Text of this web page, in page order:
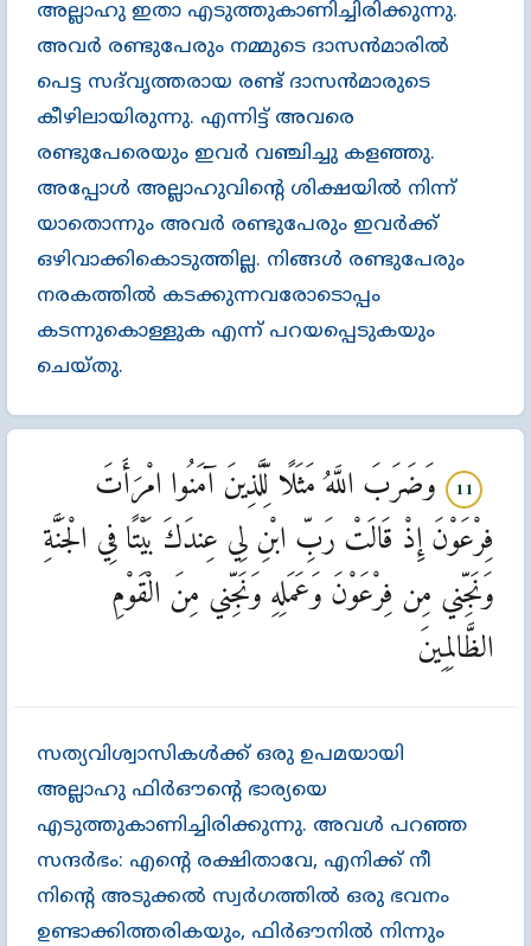
അല്ലാഹു ഇതാ എടുത്തുകാണിച്ചിരിക്കുന്നു.
അവര്‍ രണ്ടുപേരും നമ്മുടെ ദാസന്‍മാരില്‍
പെട്ട സദ്‌വൃത്തരായ രണ്ട്‌ ദാസന്‍മാരുടെ
കീഴിലായിരുന്നു. എന്നിട്ട്‌ അവരെ
രണ്ടുപേരെയും ഇവര്‍ വഞ്ചിച്ചു കളഞ്ഞു.
അപ്പോള്‍ അല്ലാഹുവിന്‍റെ ശിക്ഷയില്‍ നിന്ന്‌
യാതൊന്നും അവര്‍ രണ്ടുപേരും ഇവര്‍ക്ക്‌
ഒഴിവാക്കികൊടുത്തില്ല. നിങ്ങള്‍ രണ്ടുപേരും
നരകത്തില്‍ കടക്കുന്നവരോടൊപ്പം
കടന്നുകൊള്ളുക എന്ന്‌ പറയപ്പെടുകയും
ചെയ്തു.
സത്യവിശ്വാസികള്‍ക്ക്‌ ഒരു ഉപമയായി
അല്ലാഹു ഫിര്‍ഔന്‍റെ ഭാര്യയെ
എടുത്തുകാണിച്ചിരിക്കുന്നു. അവള്‍ പറഞ്ഞ
സന്ദർഭം: എന്റെ രക്ഷിതാവേ, എനിക്ക് നീ
നിന്റെ അടുക്കൽ സ്വർഗത്തിൽ ഒരു ഭവനം
ഉണ്ടാക്കിത്തരികയും, ഫിർഔനിൽ നിന്നും
11
وَضَرَبَ اللَّهُ مَثَلًا لِّلَّذِينَ آمَنُوا امْرَأَتَ
فِرْعَوْنَ إِذْ قَالَتْ رَبِّ ابْنِ لِي عِندَكَ بَيْتًا فِي الْجَنَّةِ
وَنَجِّني مِن فِرْعَوْنَ وَعَمَلِهِ وَنَجِّني مِنَ الْقَوْمِ
الظَّالِمِينَ